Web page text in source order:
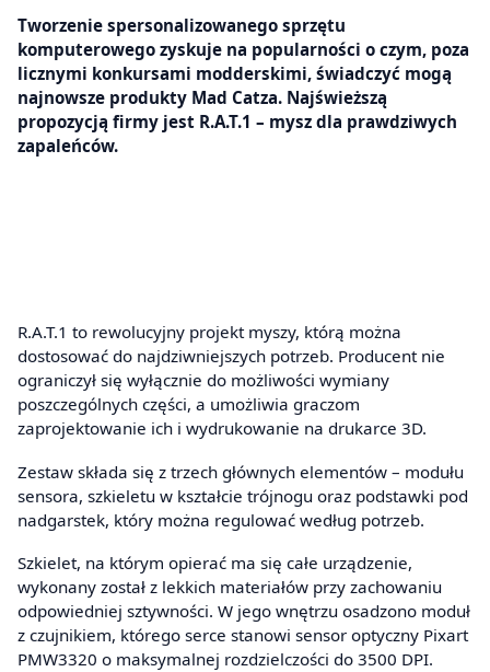
Tworzenie spersonalizowanego sprzętu
komputerowego zyskuje na popularności o czym, poza
licznymi konkursami modderskimi, świadczyć mogą
najnowsze produkty Mad Catza. Najświeższą
propozycją firmy jest R.A.T.1 – mysz dla prawdziwych
zapaleńców.
R.A.T.1 to rewolucyjny projekt myszy, którą można
dostosować do najdziwniejszych potrzeb. Producent nie
ograniczył się wyłącznie do możliwości wymiany
poszczególnych części, a umożliwia graczom
zaprojektowanie ich i wydrukowanie na drukarce 3D.
Zestaw składa się z trzech głównych elementów – modułu
sensora, szkieletu w kształcie trójnogu oraz podstawki pod
nadgarstek, który można regulować według potrzeb.
Szkielet, na którym opierać ma się całe urządzenie,
wykonany został z lekkich materiałów przy zachowaniu
odpowiedniej sztywności. W jego wnętrzu osadzono moduł
z czujnikiem, którego serce stanowi sensor optyczny Pixart
PMW3320 o maksymalnej rozdzielczości do 3500 DPI.